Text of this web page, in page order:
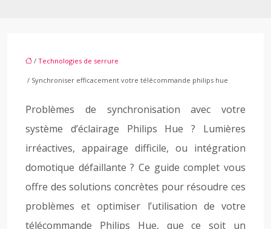
/ Technologies de serrure
/ Synchroniser efficacement votre télécommande philips hue
Problèmes de synchronisation avec votre
système d’éclairage Philips Hue ? Lumières
irréactives, appairage difficile, ou intégration
domotique défaillante ? Ce guide complet vous
offre des solutions concrètes pour résoudre ces
problèmes et optimiser l’utilisation de votre
télécommande Philips Hue, que ce soit un